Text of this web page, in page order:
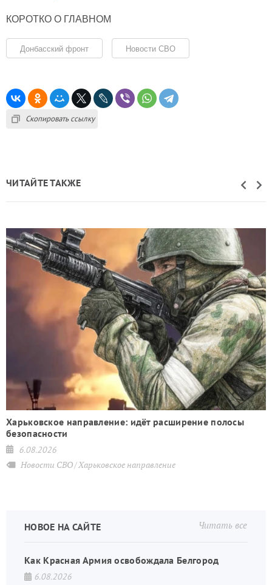
КОРОТКО О ГЛАВНОМ
Донбасский фронт Новости СВО
Скопировать ссылку
ЧИТАЙТЕ ТАКЖЕ
Харьковское направление: идёт расширение полосы
безопасности
6.08.2026
Новости СВО Харьковское направление
Читать все
НОВОЕ НА САЙТЕ
Как Красная Армия освобождала Белгород
6.08.2026